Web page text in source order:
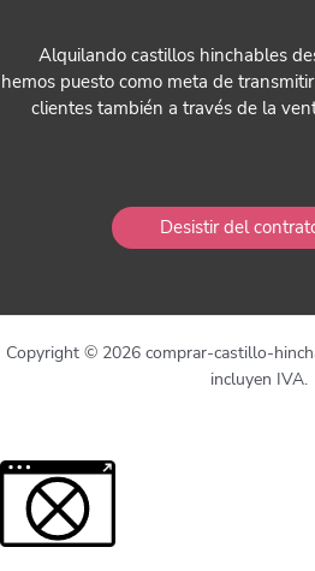
Alquilando castillos hinchables
hemos puesto como meta de
clientes también a través de la
Desistir del
Copyright © 2026 comprar-castillo-
incluyen IVA.
Más información sobre el contenido